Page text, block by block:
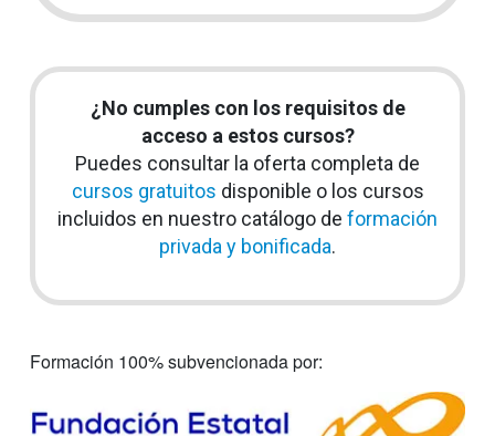
¿No cumples con los requisitos de
acceso a estos cursos?
Puedes consultar la oferta completa de
cursos gratuitos disponible o los cursos
incluidos en nuestro catálogo de formación
privada y bonificada.
Formación 100% subvencionada por: